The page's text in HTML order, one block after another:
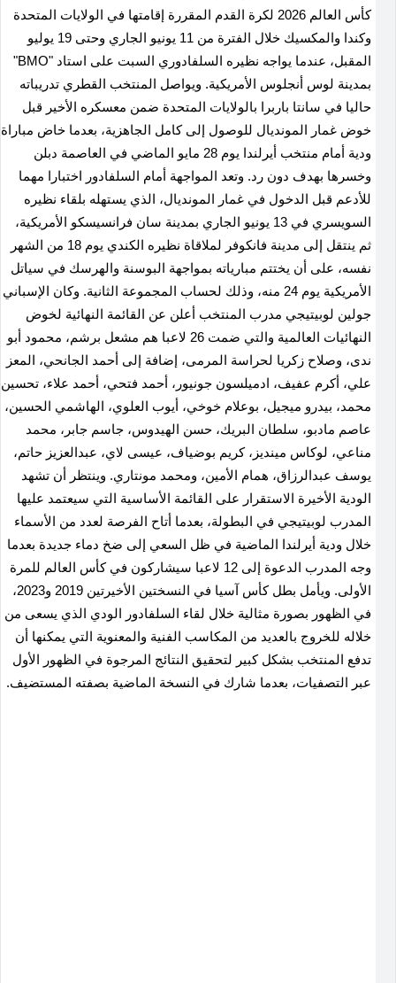
كأس العالم 2026 لكرة القدم المقررة إقامتها في الولايات المتحدة
وكندا والمكسيك خلال الفترة من 11 يونيو الجاري وحتى 19 يوليو
المقبل، عندما يواجه نظيره السلفادوري السبت على استاد "BMO"
بمدينة لوس أنجلوس الأمريكية. ويواصل المنتخب القطري تدريباته
حاليا في سانتا باربرا بالولايات المتحدة ضمن معسكره الأخير قبل
خوض غمار المونديال للوصول إلى كامل الجاهزية، بعدما خاض مباراة
ودية أمام منتخب أيرلندا يوم 28 مايو الماضي في العاصمة دبلن
وخسرها بهدف دون رد. وتعد المواجهة أمام السلفادور اختبارا مهما
للأدعم قبل الدخول في غمار المونديال، الذي يستهله بلقاء نظيره
السويسري في 13 يونيو الجاري بمدينة سان فرانسيسكو الأمريكية،
ثم ينتقل إلى مدينة فانكوفر لملاقاة نظيره الكندي يوم 18 من الشهر
نفسه، على أن يختتم مبارياته بمواجهة البوسنة والهرسك في سياتل
الأمريكية يوم 24 منه، وذلك لحساب المجموعة الثانية. وكان الإسباني
جولين لوبيتيجي مدرب المنتخب أعلن عن القائمة النهائية لخوض
النهائيات العالمية والتي ضمت 26 لاعبا هم مشعل برشم، محمود أبو
ندى، وصلاح زكريا لحراسة المرمى، إضافة إلى أحمد الجانحي، المعز
علي، أكرم عفيف، ادميلسون جونيور، أحمد فتحي، أحمد علاء، تحسين
محمد، بيدرو ميجيل، بوعلام خوخي، أيوب العلوي، الهاشمي الحسين،
عاصم مادبو، سلطان البريك، حسن الهيدوس، جاسم جابر، محمد
مناعي، لوكاس مينديز، كريم بوضياف، عيسى لاي، عبدالعزيز حاتم،
يوسف عبدالرزاق، همام الأمين، ومحمد مونتاري. وينتظر أن تشهد
الودية الأخيرة الاستقرار على القائمة الأساسية التي سيعتمد عليها
المدرب لوبيتيجي في البطولة، بعدما أتاح الفرصة لعدد من الأسماء
خلال ودية أيرلندا الماضية في ظل السعي إلى ضخ دماء جديدة بعدما
وجه المدرب الدعوة إلى 12 لاعبا سيشاركون في كأس العالم للمرة
الأولى. ويأمل بطل كأس آسيا في النسختين الأخيرتين 2019 و2023،
في الظهور بصورة مثالية خلال لقاء السلفادور الودي الذي يسعى من
خلاله للخروج بالعديد من المكاسب الفنية والمعنوية التي يمكنها أن
تدفع المنتخب بشكل كبير لتحقيق النتائج المرجوة في الظهور الأول
عبر التصفيات، بعدما شارك في النسخة الماضية بصفته المستضيف.